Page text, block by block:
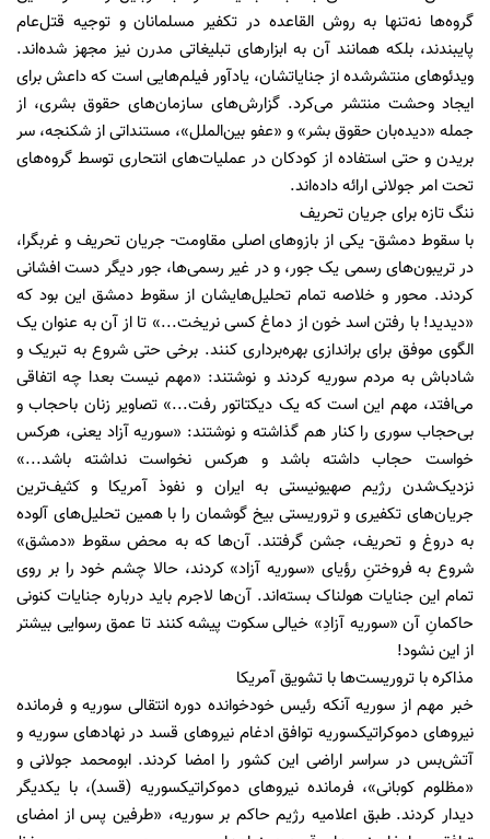
گروه‌ها نه‌تنها به روش القاعده در تکفیر مسلمانان و توجیه قتل‌عام
پایبندند، بلکه همانند آن به ابزارهای تبلیغاتی مدرن نیز مجهز شده‌اند.
ویدئوهای منتشرشده از جنایاتشان، یادآور فیلم‌هایی است که داعش برای
ایجاد وحشت منتشر می‌کرد. گزارش‌های سازمان‌های حقوق بشری، از
جمله «دیده‌بان حقوق بشر» و «عفو بین‌الملل»، مستنداتی از شکنجه، سر
بریدن و حتی استفاده از کودکان در عملیات‌های انتحاری توسط گروه‌های
تحت امر جولانی ارائه داده‌اند.
ننگ تازه برای جریان تحریف
با سقوط دمشق- یکی از بازوهای اصلی مقاومت- جریان تحریف و غربگرا،
در تریبون‌های رسمی یک جور، و در غیر رسمی‌ها، جور دیگر دست افشانی
کردند. محور و خلاصه تمام تحلیل‌هایشان از سقوط دمشق این بود که
«دیدید! با رفتن اسد خون از دماغ کسی نریخت...» تا از آن به عنوان یک
الگوی موفق برای براندازی بهره‌برداری کنند. برخی حتی شروع به تبریک و
شادباش به مردم سوریه کردند و نوشتند: «مهم نیست بعدا چه اتفاقی
می‌افتد، مهم این است که یک دیکتاتور رفت...» تصاویر زنان با‌حجاب و
بی‌حجاب سوری را کنار هم گذاشته و نوشتند: «سوریه آزاد یعنی، هرکس
خواست حجاب داشته باشد و هرکس نخواست نداشته باشد...»
نزدیک‌شدن رژیم صهیونیستی به ایران و نفوذ آمریکا و کثیف‌ترین
جریان‌های تکفیری و تروریستی بیخ گوشمان را با همین تحلیل‌های آلوده
به دروغ و تحریف، جشن گرفتند. آن‌ها که به محض سقوط «دمشق»
شروع به فروختنِ رؤیای «سوریه آزاد» کردند، حالا چشم خود را بر روی
تمام این جنایات هولناک بسته‌اند. آن‌ها لاجرم باید درباره جنایات کنونی
حاکمانِ آن «سوریه آزادِ» خیالی سکوت پیشه کنند تا عمق رسوایی بیشتر
از این نشود!
مذاکره با تروریست‌ها با تشویق آمریکا
خبر مهم از سوریه آنکه رئیس خودخوانده دوره انتقالی سوریه و فرمانده
نیروهای دموکراتیکسوریه توافق ادغام نیروهای قسد در نهادهای سوریه و
آتش‌بس در سراسر اراضی این کشور را امضا کردند. ابومحمد جولانی و
«مظلوم کوبانی»، فرمانده نیروهای دموکراتیکسوریه (قسد)، با یکدیگر
دیدار کردند. طبق اعلامیه رژیم حاکم بر سوریه، «طرفین پس از امضای